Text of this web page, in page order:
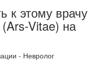
к этому врачу
Vitae) на
- Невролог